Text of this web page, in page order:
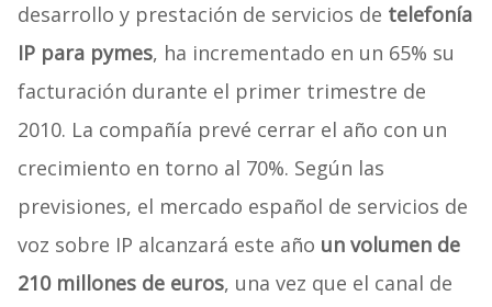
desarrollo y prestación de servicios de telefonía
IP para pymes, ha incrementado en un 65% su
facturación durante el primer trimestre de
2010. La compañía prevé cerrar el año con un
crecimiento en torno al 70%. Según las
previsiones, el mercado español de servicios de
voz sobre IP alcanzará este año un volumen de
210 millones de euros, una vez que el canal de